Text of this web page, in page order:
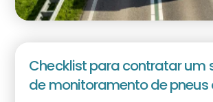
Checklist para contratar um
de monitoramento de pneus